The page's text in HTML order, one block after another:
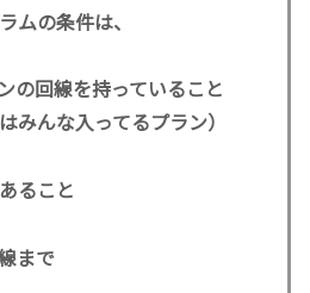
ムの条件は、
の回線を持っていること
みんな入ってるプラン）
ること
まで